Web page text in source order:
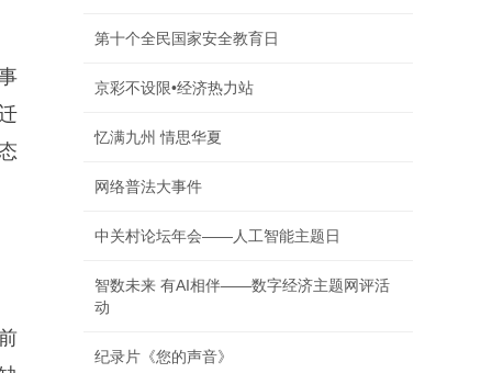
第十个全民国家安全教育日
京彩不设限•经济热力站
忆满九州 情思华夏
网络普法大事件
中关村论坛年会——人工智能主题日
智数未来 有AI相伴——数字经济主题网评活
动
纪录片《您的声音》